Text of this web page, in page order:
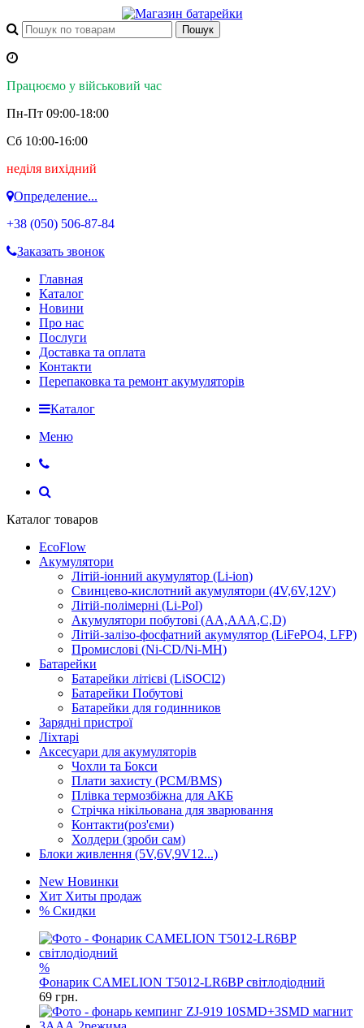
Працюємо у військовий час
Пн-Пт 09:00-18:00
Сб 10:00-16:00
неділя вихідний
Определение...
+38 (050) 506-87-84
Заказать звонок
Главная
Каталог
Новини
Про нас
Послуги
Доставка та оплата
Контакти
Перепаковка та ремонт акумуляторів
Каталог
Меню
Каталог товаров
EcoFlow
Акумулятори
Літій-іонний акумулятор (Li-ion)
Свинцево-кислотний акумулятори (4V,6V,12V)
Літій-полімерні (Li-Pol)
Акумулятори побутові (AA,AAA,C,D)
Літій-залізо-фосфатний акумулятор (LiFePO4, LFP)
Промислові (Ni-CD/Ni-MH)
Батарейки
Батарейки літієві (LiSOCl2)
Батарейки Побутові
Батарейки для годинников
Зарядні пристрої
Ліхтарі
Аксесуари для акумуляторів
Чохли та Бокси
Плати захисту (PCM/BMS)
Плівка термозбіжна для АКБ
Стрічка нікільована для зварювання
Контакти(роз'єми)
Холдери (зроби сам)
Блоки живлення (5V,6V,9V12...)
New Новинки
Хит Хиты продаж
% Скидки
%
Фонарик CAMELION T5012-LR6BP світлодіодний
69 грн.